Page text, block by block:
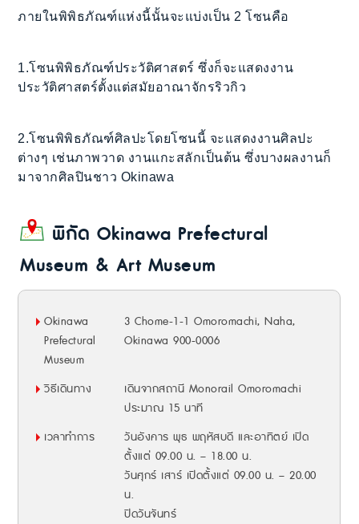
ภายในพิพิธภัณฑ์แห่งนี้นั้นจะแบ่งเป็น 2 โซนคือ
1.โซนพิพิธภัณฑ์ประวัติศาสตร์ ซึ่งก็จะแสดงงาน
ประวัติศาสตร์ตั้งแต่สมัยอาณาจักรริวกิว
2.โซนพิพิธภัณฑ์ศิลปะโดยโซนนี้ จะแสดงงานศิลปะ
ต่างๆ เช่นภาพวาด งานแกะสลักเป็นต้น ซึ่งบางผลงานก็
มาจากศิลปินชาว Okinawa
พิกัด Okinawa Prefectural
Museum & Art Museum
Okinawa
Prefectural
Museum
3 Chome-1-1 Omoromachi, Naha,
Okinawa 900-0006
วิธีเดินทาง
เดินจากสถานี Monorail Omoromachi
ประมาณ 15 นาที
เวลาทำการ
วันอังคาร พุธ พฤหัสบดี และอาทิตย์ เปิด
ตั้งแต่ 09.00 น. – 18.00 น.
วันศุกร์ เสาร์ เปิดตั้งแต่ 09.00 น. – 20.00
น.
ปิดวันจันทร์